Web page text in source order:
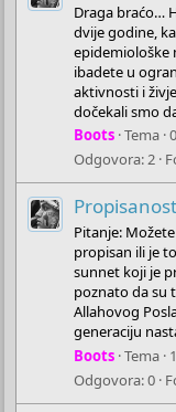
Draga braćo…
dvije godine,
epidemiološke
ibadete u
aktivnosti i
dočekali smo
Boots Tema
Odgovora: 2
Pitanje:
propisan ili je
sunnet koji je
poznato da su
Allahovog
generaciju
Boots Tema
Odgovora: 0